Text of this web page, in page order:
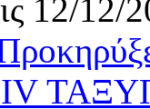
12/12/
IV